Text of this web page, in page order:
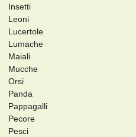
Insetti
Leoni
Lucertole
Lumache
Maiali
Mucche
Orsi
Panda
Pappagalli
Pecore
Pesci